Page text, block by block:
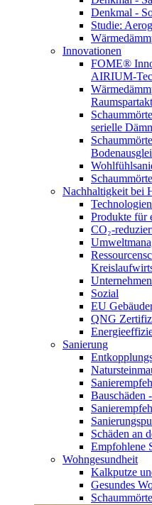
Denkmal -
Studie:
Innovationen
FOME®
AIRIUM-
serielle
Nachhaltigkeit bei
Produkte für
CO₂-
Sozial
EU
QNG
Sanierung
Bauschäden
Schäden an
Empfohlene
Wohngesundheit
Kalkputze
Gesundes